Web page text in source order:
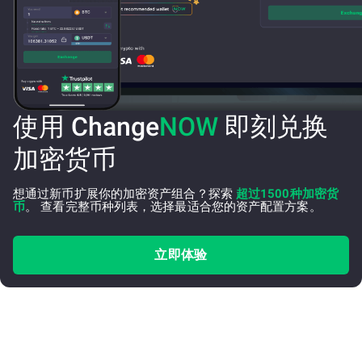
使用 ChangeNOW 即刻兑换
加密货币
想通过新币扩展你的加密资产组合？探索 超过1500种加密货
币。 查看完整币种列表，选择最适合您的资产配置方案。
立即体验